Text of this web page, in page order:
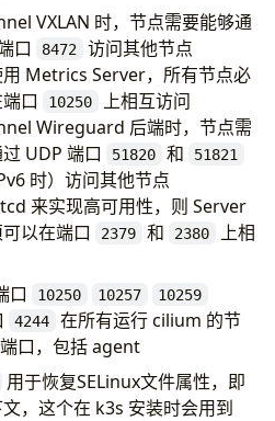
VXLAN 时，节点需要能够通
口
8472
访问其他节点
Metrics Server，所有节点必
口
10250
上相互访问
Wireguard 后端时，节点需
UDP 端口
51820 和 51821
时）访问其他节点
来实现高可用性，则 Server
以在端口
2379 和 2380
上相
口
10250 10257 10259
4244
在所有运行 cilium 的节
口，包括 agent
用于恢复SELinux文件属性，即
，这个在 k3s 安装时会用到